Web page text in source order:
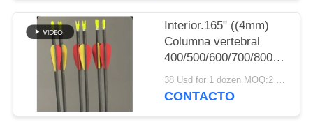
POLÍTICA
DE
PRIVACIDAD
objetivo
Interior.165" ((4mm)
Columna vertebral
400/500/600/700/800/900/
Peso más ligero Larga
distancia Diámetro
38 Usd for 1 dozen MOQ:2 docenas
CONTACTO